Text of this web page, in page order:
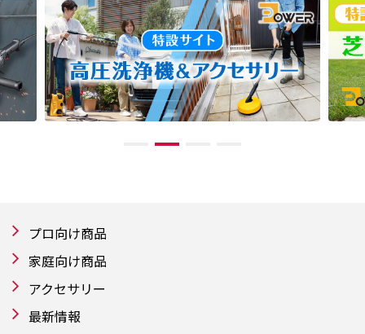
プロ向け商品
家庭向け商品
アクセサリー
最新情報